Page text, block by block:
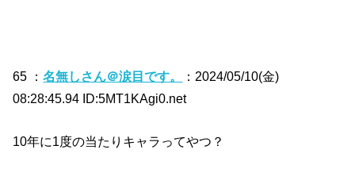
65 ：名無しさん＠涙目です。
：2024/05/10(金)
08:28:45.94 ID:5MT1KAgi0.net
10年に1度の当たりキャラってやつ？